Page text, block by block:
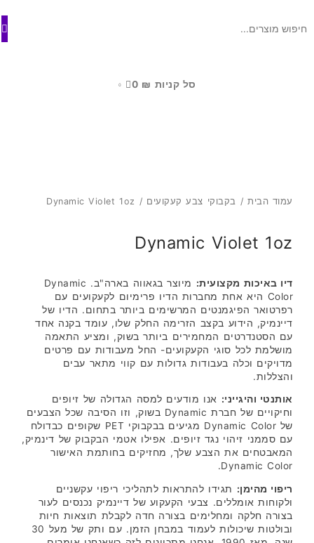
סל קניות ₪
0
עמוד הבית/ בקבוקי צבע קעקועים / Dynamic Violet 1oz
Dynamic Violet 1oz
דיו באיכות מקצועית:
מיוצר בגאווה בארה"ב. Dynamic
Color היא אחת מחברות הדיו פרימיום לקעקועים עם
רפרטואר הפיגמנטים המרשימים ביותר בתחום. הדיו של
דיינמיק, הידוע בקצב הזרימה החלק שלו, עומד בקנה אחד
עם הסטנדרטים המחמירים ביותר בשוק, ומציע התאמה
מושלמת לכל סוגי הקעקועים- החל מעבודות עם פרטים
מדויקים וכלה בעבודות גדולות עם קווי מתאר עבים
והצללות.
אותנטי והיגייני: אנו מודעים למסה הגדולה של זיופים
וחיקויים של חברת Dynamic בשוק, וזו הסיבה שכל הצבעים
של Dynamic Color מגיעים בבקבוקי PET שקופים כבדולח
עם סממני זיהוי נגד זיופים. אפילו אטמי הבקבוק של דינמיק,
המאבטחים את הצבע שלך, מחזיקים בחותמת האישור
Dynamic Color.
ריפוי מהימן: תגידו להתראות לתהליכי ריפוי עקשניים
ולקוחות אומללים. צבעי הקעקוע של דיינמיק נכנסים לעור
בצורה חלקה ומחלימים בצורה חדה לקבלת תוצאות חיות
ובולטות שיכולות לעמוד במבחן הזמן. עם ותק של מעל 30